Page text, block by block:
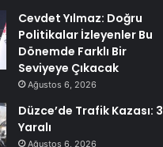
Cevdet Yılmaz: Doğru
Politikalar İzleyenler Bu
Dönemde Farklı Bir
Seviyeye Çıkacak
Ağustos 6, 2026
Düzce’de Trafik Kazası: 3
Yaralı
Ağustos 6, 2026